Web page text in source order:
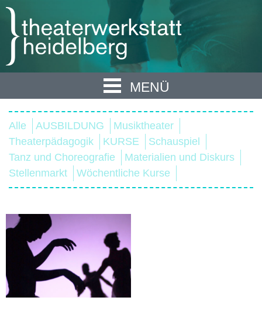
MENÜ
Alle AUSBILDUNG
Musiktheater
Theaterpädagogik
KURSE
Schauspiel
Tanz und Choreografie
Materialien und Diskurs
Stellenmarkt
Wöchentliche Kurse